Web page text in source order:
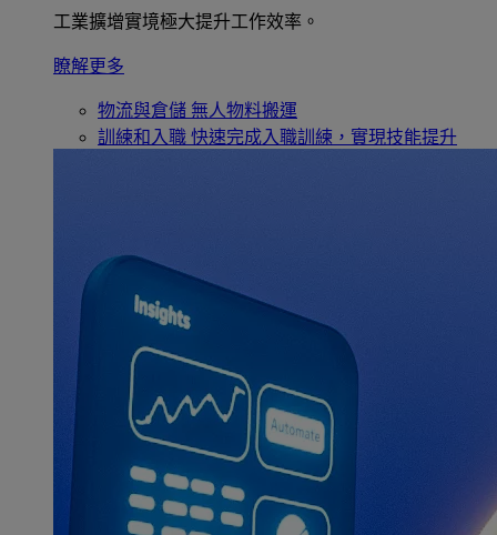
工業擴增實境極大提升工作效率。
瞭解更多
物流與倉儲 無人物料搬運
訓練和入職 快速完成入職訓練，實現技能提升